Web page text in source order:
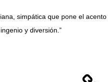
simpática que pone el
y diversión.”